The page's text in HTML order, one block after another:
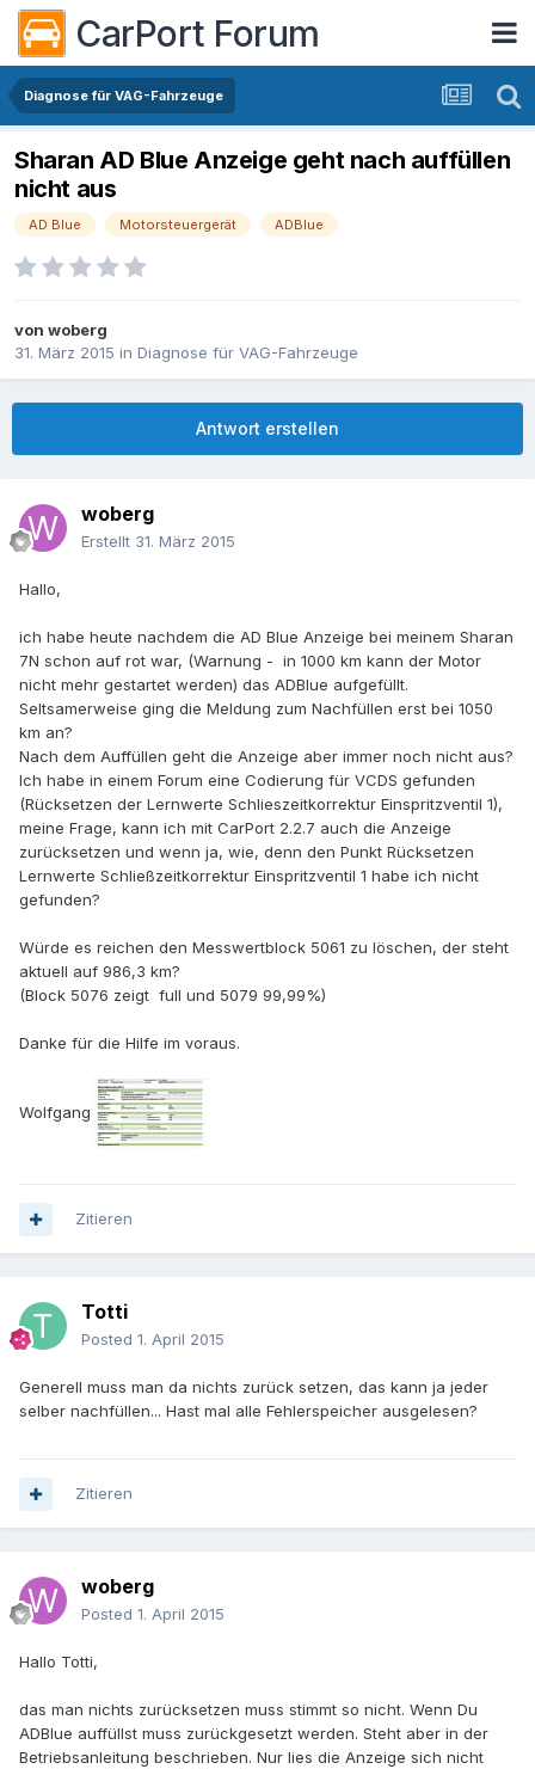
CarPort Forum
Diagnose für VAG-Fahrzeuge
Sharan AD Blue Anzeige geht nach auffüllen
nicht aus
AD Blue Motorsteuergerät ADBlue
von woberg
31. März 2015 in Diagnose für VAG-Fahrzeuge
Antwort erstellen
woberg
Erstellt 31. März 2015
Hallo,
ich habe heute nachdem die AD Blue Anzeige bei meinem Sharan
7N schon auf rot war, (Warnung - in 1000 km kann der Motor
nicht mehr gestartet werden) das ADBlue aufgefüllt.
Seltsamerweise ging die Meldung zum Nachfüllen erst bei 1050
km an?
Nach dem Auffüllen geht die Anzeige aber immer noch nicht aus?
Ich habe in einem Forum eine Codierung für VCDS gefunden
(Rücksetzen der Lernwerte Schlieszeitkorrektur Einspritzventil 1),
meine Frage, kann ich mit CarPort 2.2.7 auch die Anzeige
zurücksetzen und wenn ja, wie, denn den Punkt Rücksetzen
Lernwerte Schließzeitkorrektur Einspritzventil 1 habe ich nicht
gefunden?
Würde es reichen den Messwertblock 5061 zu löschen, der steht
aktuell auf 986,3 km?
(Block 5076 zeigt full und 5079 99,99%)
Danke für die Hilfe im voraus.
Wolfgang
Zitieren
Totti
Posted 1. April 2015
Generell muss man da nichts zurück setzen, das kann ja jeder
selber nachfüllen... Hast mal alle Fehlerspeicher ausgelesen?
Zitieren
woberg
Posted 1. April 2015
Hallo Totti,
das man nichts zurücksetzen muss stimmt so nicht. Wenn Du
ADBlue auffüllst muss zurückgesetzt werden. Steht aber in der
Betriebsanleitung beschrieben. Nur lies die Anzeige sich nicht